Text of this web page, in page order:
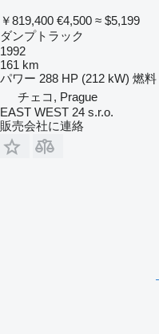
￥819,400 €4,500 ≈ $5,199
ダンプトラック
1992
161 km
パワー 288 HP (212 kW) 燃料
チェコ, Prague
EAST WEST 24 s.r.o.
販売会社に連絡